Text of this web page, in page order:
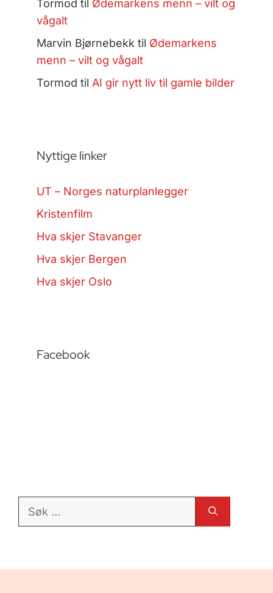
Tormod til Ødemarkens menn – vilt og
vågalt
Marvin Bjørnebekk til Ødemarkens
menn – vilt og vågalt
Tormod til AI gir nytt liv til gamle bilder
Nyttige linker
UT – Norges naturplanlegger
Kristenfilm
Hva skjer Stavanger
Hva skjer Bergen
Hva skjer Oslo
Facebook
Søk